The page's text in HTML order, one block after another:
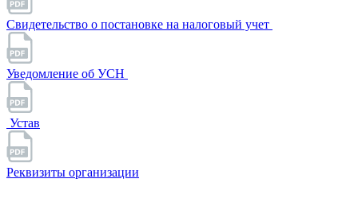
Свидетельство о постановке на налоговый учет
Уведомление об УСН
Устав
Реквизиты организации